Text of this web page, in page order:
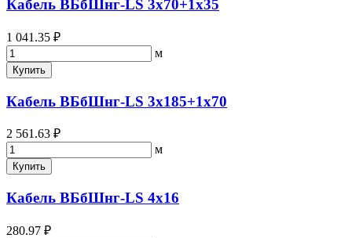
Кабель ВБбШнг-LS 3х70+1х35
1 041.35 ₽
м
Купить
Кабель ВБбШнг-LS 3х185+1х70
2 561.63 ₽
м
Купить
Кабель ВБбШнг-LS 4х16
280.97 ₽